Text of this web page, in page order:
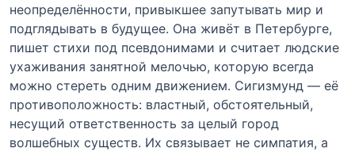
неопределённости, привыкшее запутывать мир и
подглядывать в будущее. Она живёт в Петербурге,
пишет стихи под псевдонимами и считает людские
ухаживания занятной мелочью, которую всегда
можно стереть одним движением. Сигизмунд — её
противоположность: властный, обстоятельный,
несущий ответственность за целый город
волшебных существ. Их связывает не симпатия, а